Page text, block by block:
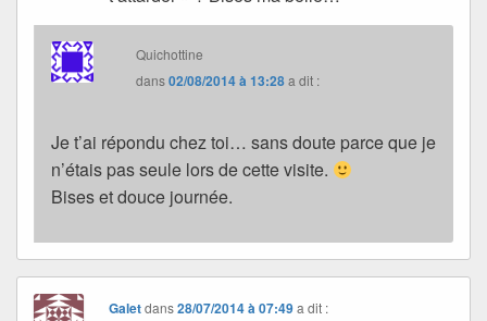
Quichottine
dans02/08/2014 à 13:28a dit :
Je t’ai répondu chez toi… sans doute parce que je
n’étais pas seule lors de cette visite.
Bises et douce journée.
Galetdans28/07/2014 à 07:49 a dit :